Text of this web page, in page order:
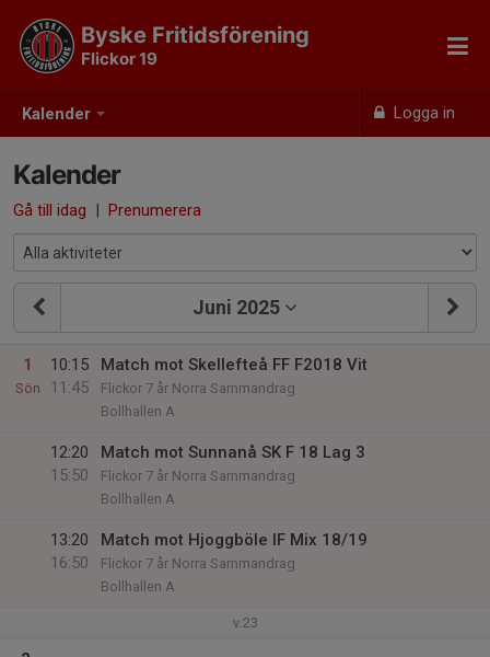
Kalender Logga in
Byske Fritidsförening
Flickor 19
Kalender
Gå till idag | Prenumerera
Juni 2025
1
Sön
10:15
11:45
Match mot Skellefteå FF F2018 Vit
Flickor 7 år Norra Sammandrag
Bollhallen A
12:20
15:50
Match mot Sunnanå SK F 18 Lag 3
Flickor 7 år Norra Sammandrag
Bollhallen A
13:20
16:50
Match mot Hjoggböle IF Mix 18/19
Flickor 7 år Norra Sammandrag
Bollhallen A
v.23